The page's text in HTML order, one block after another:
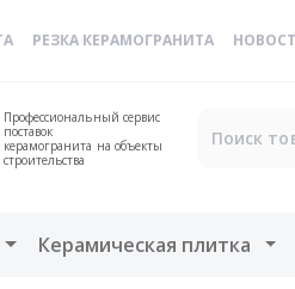
РЕЗКА КЕРАМОГРАНИТА
Профессиональный сервис
поставок
керамогранита на объекты
строительства
Открыть меню
Керамическая плитка